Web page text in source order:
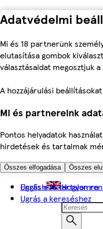
Adatvédelmi
Mi és 18 partnerünk
elutasítása gombok
választásaidat megosztjuk
A hozzájárulási
Mi és partnereink
Pontos helyadatok
hirdetések és tartalmak
Összes elfogadása Összes
Ugrás a fő tartalomra
Ugrás a kereséshez
English Hogyan